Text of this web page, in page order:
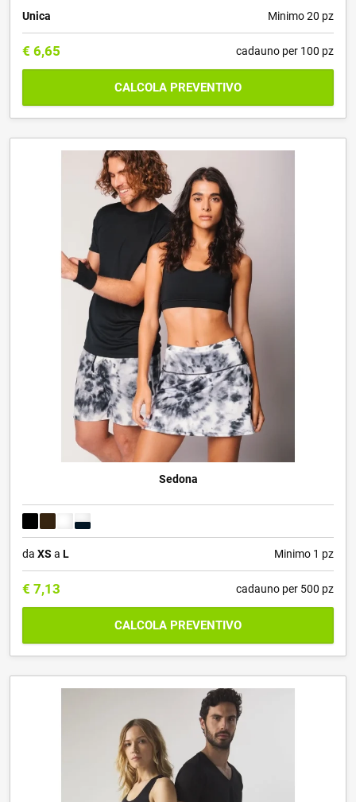
Unica Minimo 20 pz
€ 6,65 cadauno per 100 pz
CALCOLA PREVENTIVO
Sedona
da XS a L Minimo 1 pz
€ 7,13 cadauno per 500 pz
CALCOLA PREVENTIVO